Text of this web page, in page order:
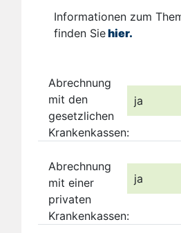
Informationen zum
finden Siehier.
Abrechnung
mit den
gesetzlichen
Krankenkassen:
ja
Abrechnung
mit einer
privaten
Krankenkassen:
ja